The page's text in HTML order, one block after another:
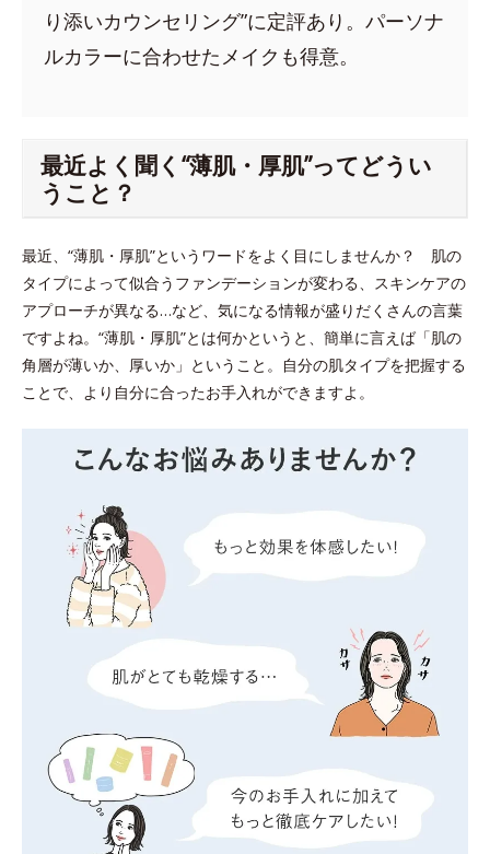
り添いカウンセリング”に定評あり。パーソナ
ルカラーに合わせたメイクも得意。
最近よく聞く“薄肌・厚肌”ってどうい
うこと？
最近、“薄肌・厚肌”というワードをよく目にしませんか？ 肌の
タイプによって似合うファンデーションが変わる、スキンケアの
アプローチが異なる…など、気になる情報が盛りだくさんの言葉
ですよね。“薄肌・厚肌”とは何かというと、簡単に言えば「肌の
角層が薄いか、厚いか」ということ。自分の肌タイプを把握する
ことで、より自分に合ったお手入れができますよ。